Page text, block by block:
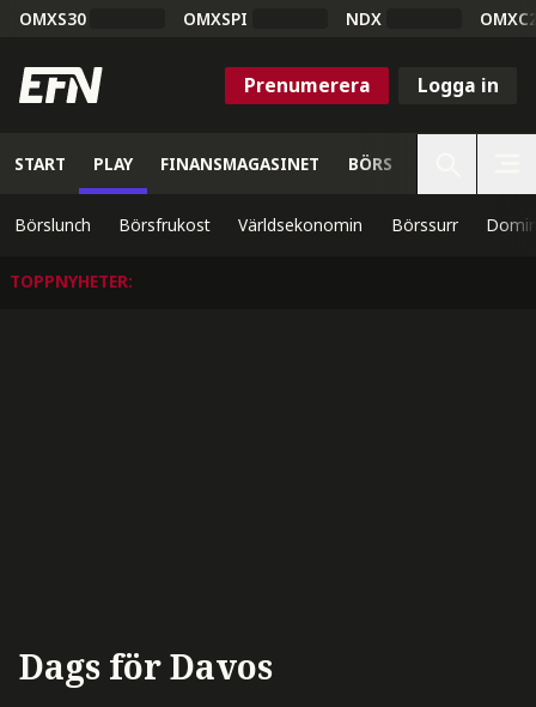
OMXS30 OMXSPI NDX
Prenumerera Logga in
START PLAY FINANSMAGASINET BÖRS
Börslunch Börsfrukost Världsekonomin Börssurr
TOPPNYHETER:
Dags för Davos